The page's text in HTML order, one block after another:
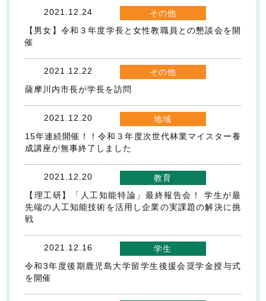
2021.12.24
その他
【男女】令和３年度学長と女性教職員との懇談会を開
催
2021.12.22
その他
薩󠄀摩川内市長が学長を訪問
2021.12.20
地域
15年連続開催！！令和３年度次世代林業マイスター養
成講座が無事終了しました
2021.12.20
教育
【理工研】「人工知能特論」最終報告会！ 学生が最
先端の人工知能技術を活用し企業の実課題の解決に挑
戦
2021.12.16
学生
令和3年度後期鹿児島大学留学生後援会奨学金授与式
を開催